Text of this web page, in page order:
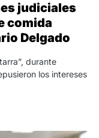
judiciales
comida
Delgado
durante
los intereses